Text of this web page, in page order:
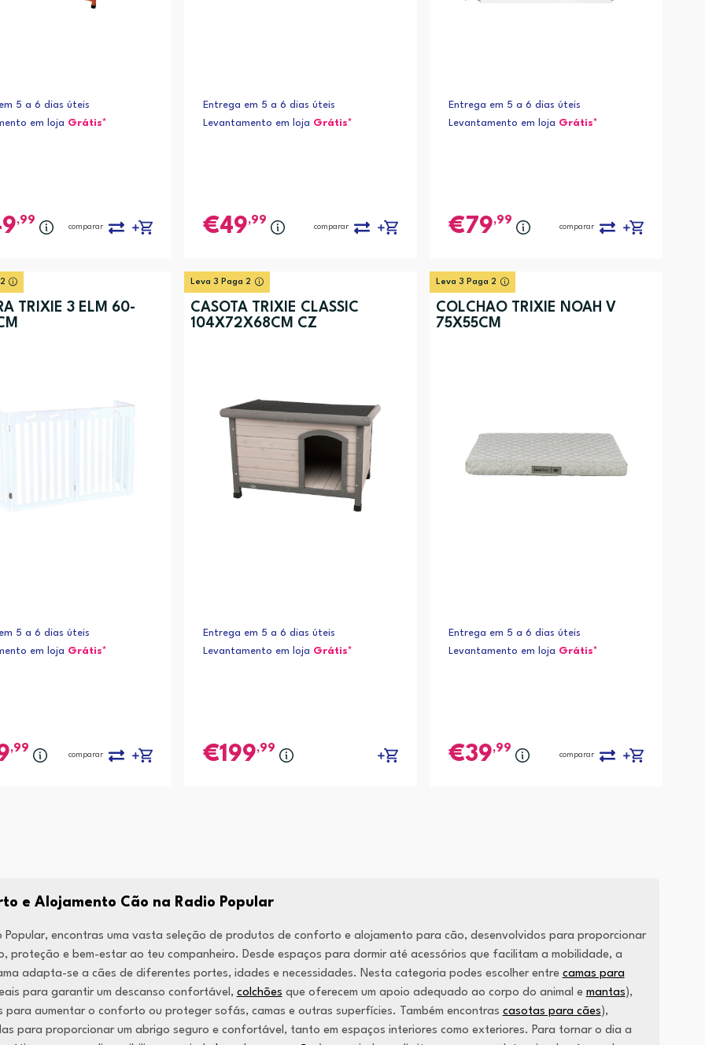
5 a 6 dias úteis
em loja Grátis*
,99
comparar
Entrega em 5 a 6 dias úteis
Levantamento em loja Grátis*
49,99
comparar
Entrega em 5 a 6 dias úteis
Levantamento em loja Grátis*
79,99
comparar
TRIXIE 3 ELM 60-
5 a 6 dias úteis
em loja Grátis*
,99
comparar
Leva 3 Paga 2
CASOTA TRIXIE CLASSIC
104X72X68CM CZ
Entrega em 5 a 6 dias úteis
Levantamento em loja Grátis*
199,99
Leva 3 Paga 2
COLCHAO TRIXIE NOAH V
75X55CM
Entrega em 5 a 6 dias úteis
Levantamento em loja Grátis*
39,99
comparar
e Alojamento Cão na Radio Popular
Popular, encontras uma vasta seleção de produtos de conforto e alojamento para cão, desenvolvidos para proporcionar
proteção e bem-estar ao teu companheiro. Desde espaços para dormir até acessórios que facilitam a mobilidade, a
adapta-se a cães de diferentes portes, idades e necessidades. Nesta categoria podes escolher entre camas para
para garantir um descanso confortável, colchões que oferecem um apoio adequado ao corpo do animal e mantas ),
para aumentar o conforto ou proteger sofás, camas e outras superfícies. Também encontras casotas para cães ),
para proporcionar um abrigo seguro e confortável, tanto em espaços interiores como exteriores. Para tornar o dia a